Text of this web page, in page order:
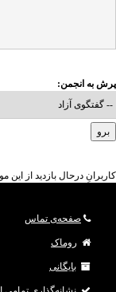
پرش به انجمن:
کاربرانِ درحال بازدید از این موضوع:
صفحه‌ی تماس
روماک
بایگانی